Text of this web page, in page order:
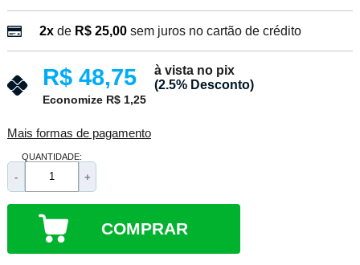
2xde R$ 25,00 sem juros no cartão de crédito
R$ 48,75
à vista no pix
(2.5% Desconto)
Economize R$ 1,25
Mais formas de pagamento
QUANTIDADE:
- +
COMPRAR